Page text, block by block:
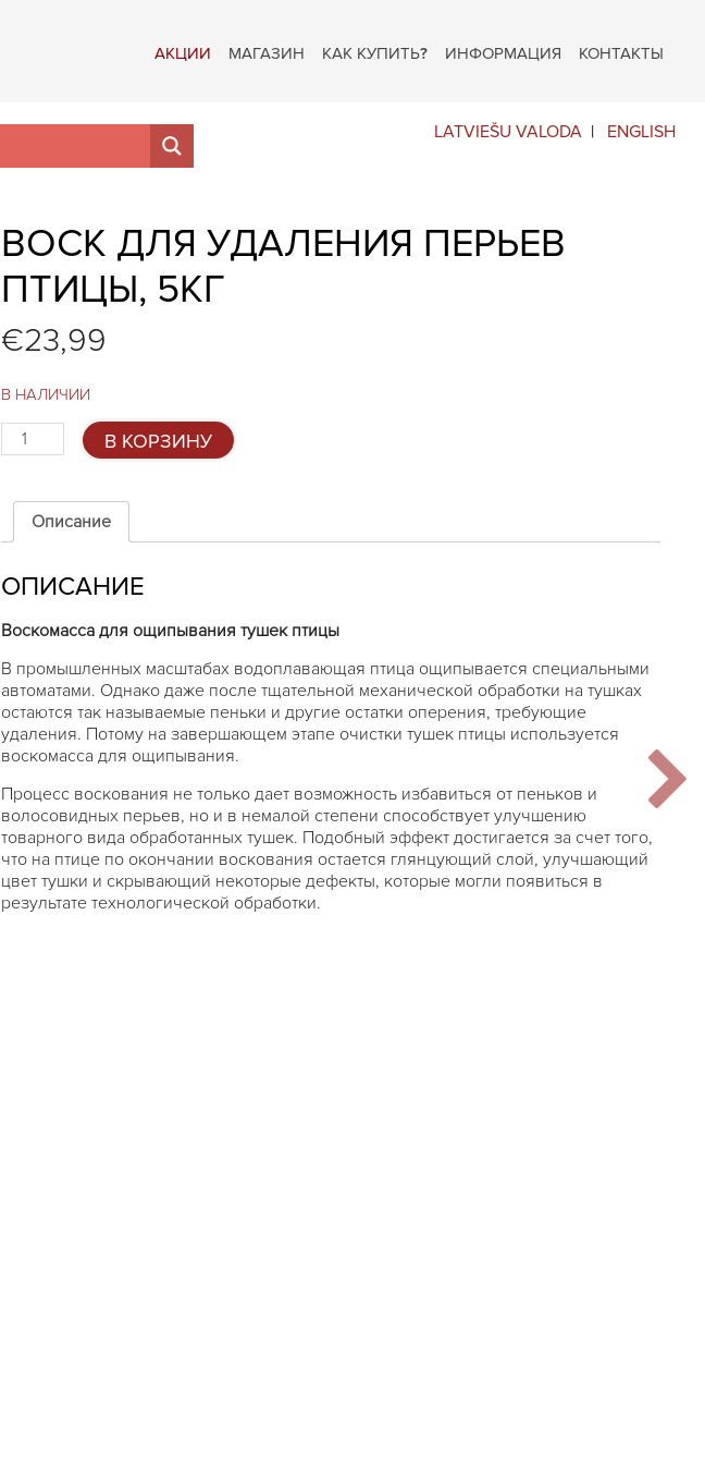
АКЦИИ МАГАЗИН КАК КУПИТЬ? ИНФОРМАЦИЯ КОНТАКТЫ
LATVIEŠU VALODA ENGLISH
ВОСК ДЛЯ УДАЛЕНИЯ ПЕРЬЕВ
ПТИЦЫ, 5КГ
€23,99
В НАЛИЧИИ
Количество
товара
для
удаления
перьев
5кг
В КОРЗИНУ
Описание
ОПИСАНИЕ
Воскомасса для ощипывания тушек птицы
В промышленных масштабах водоплавающая птица ощипывается специальными
автоматами. Однако даже после тщательной механической обработки на тушках
остаются так называемые пеньки и другие остатки оперения, требующие
удаления. Потому на завершающем этапе очистки тушек птицы используется
воскомасса для ощипывания.
Процесс воскования не только дает возможность избавиться от пеньков и
волосовидных перьев, но и в немалой степени способствует улучшению
товарного вида обработанных тушек. Подобный эффект достигается за счет того,
что на птице по окончании воскования остается глянцующий слой, улучшающий
цвет тушки и скрывающий некоторые дефекты, которые могли появиться в
результате технологической обработки.